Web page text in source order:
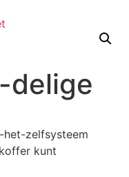
delige
het-zelfsysteem
kunt